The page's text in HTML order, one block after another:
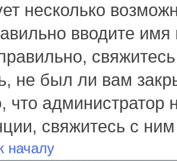
несколько
вводите
не был ли вам
что администратор
свяжитесь с
началу